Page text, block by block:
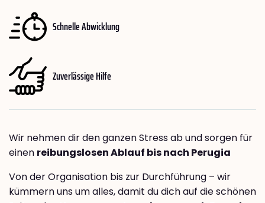
Schnelle Abwicklung
Zuverlässige Hilfe
Wir nehmen dir den ganzen Stress ab und sorgen für
einen reibungslosen Ablauf bis nach Perugia
Von der Organisation bis zur Durchführung – wir
kümmern uns um alles, damit du dich auf die schönen